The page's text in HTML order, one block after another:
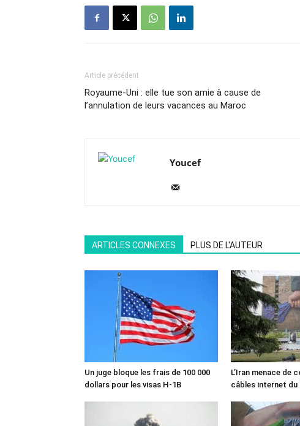
Article précédent
Royaume-Uni : elle tue son amie à cause de
l’annulation de leurs vacances au Maroc
Youcef
ARTICLES CONNEXES PLUS DE L'AUTEUR
Un juge bloque les frais de 100 000
dollars pour les visas H-1B
L’Iran menace de
câbles internet du